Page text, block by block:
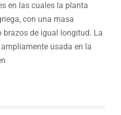
en las cuales la planta
con una masa
de igual longitud. La
usada en la